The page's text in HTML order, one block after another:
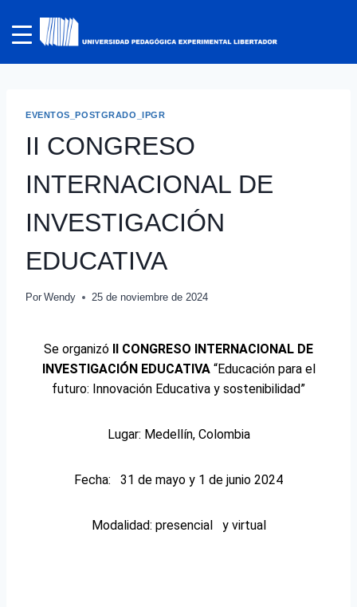
EVENTOS_POSTGRADO_IPGR
II CONGRESO
INTERNACIONAL DE
INVESTIGACIÓN
EDUCATIVA
Por Wendy 25 de noviembre de 2024
Se organizó
II CONGRESO INTERNACIONAL DE
INVESTIGACIÓN EDUCATIVA“Educación para el
futuro: Innovación Educativa y sostenibilidad”
Lugar: Medellín, Colombia
Fecha: 31 de mayo y 1 de junio 2024
Modalidad: presencial y virtual